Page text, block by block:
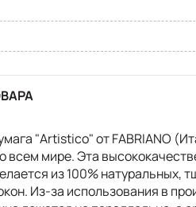
"Artistico" от FABRIANO
всем мире. Эта
из 100% натуральных,
Из-за использования в